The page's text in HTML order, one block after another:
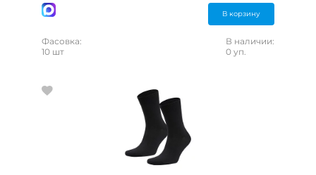
В корзину
Фасовка:
10 шт
В наличии:
0 уп.